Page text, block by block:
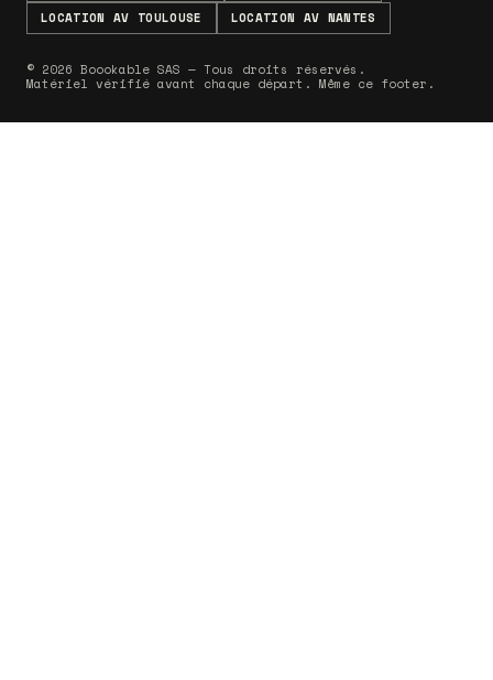
LOCATION AV TOULOUSE
LOCATION AV NANTES
© 2026 Boookable SAS — Tous droits réservés.
Matériel vérifié avant chaque départ. Même ce footer.